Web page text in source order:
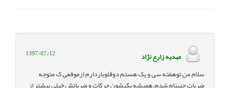
مهدیه زارع نژاد 1397/07/12
سلام من توهفته سی و یک هستم دوقلوباردارم ازموقعی ک متوجه
ضربات جنینام شدم.همیشه یکیشون حرکات و ضرباتش خیلی بیشتر از